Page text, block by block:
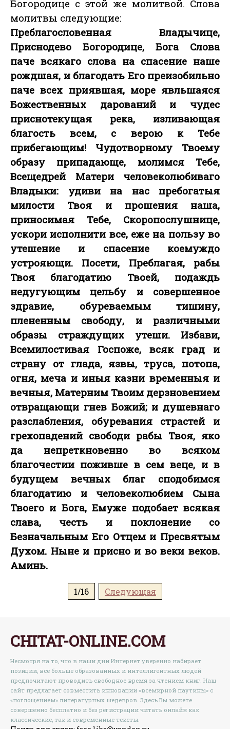
Богородице с этой же молитвой. Слова
молитвы следующие:
Преблагословенная Владычице,
Приснодево Богородице, Бога Слова
паче всякаго слова на спасение наше
рождшая, и благодать Его преизобильно
паче всех приявшая, море явльшаяся
Божественных дарований и чудес
приснотекущая река, изливающая
благость всем, с верою к Тебе
прибегающим! Чудотворному Твоему
образу припадающе, молимся Тебе,
Всещедрей Матери человеколюбиваго
Владыки: удиви на нас пребогатыя
милости Твоя и прошения наша,
приносимая Тебе, Скоропослушнице,
ускори исполнити все, еже на пользу во
утешение и спасение коемуждо
устрояющи. Посети, Преблагая, рабы
Твоя благодатию Твоей, подаждь
недугующим цельбу и совершенное
здравие, обуреваемым тишину,
плененным свободу, и различными
образы страждущих утеши. Избави,
Всемилостивая Госпоже, всяк град и
страну от глада, язвы, труса, потопа,
огня, меча и иныя казни временныя и
вечныя, Матерним Твоим дерзновением
отвращающи гнев Божий; и душевнаго
разслабления, обуревания страстей и
грехопадений свободи рабы Твоя, яко
да непреткновенно во всяком
благочестии поживше в сем веце, и в
будущем вечных благ сподобимся
благодатию и человеколюбием Сына
Твоего и Бога, Емуже подобает всякая
слава, честь и поклонение со
Безначальным Его Отцем и Пресвятым
Духом. Ныне и присно и во веки веков.
Аминь.
1/16 Следующая
CHITAT-ONLINE.COM
Несмотря на то, что в наши дни Интернет уверенно набирает
позиции, все больше образованных и интеллигентных людей
предпочитают проводить свободное время за чтением книг. Наш
сайт предлагает совместить инновации «всемирной паутины» с
«поглощением» литературных шедевров. Здесь Вы можете
совершенно бесплатно и без регистрации читать онлайн как
классические, так и современные тексты.